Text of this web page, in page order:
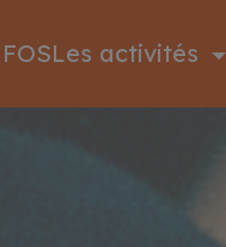
Les activités